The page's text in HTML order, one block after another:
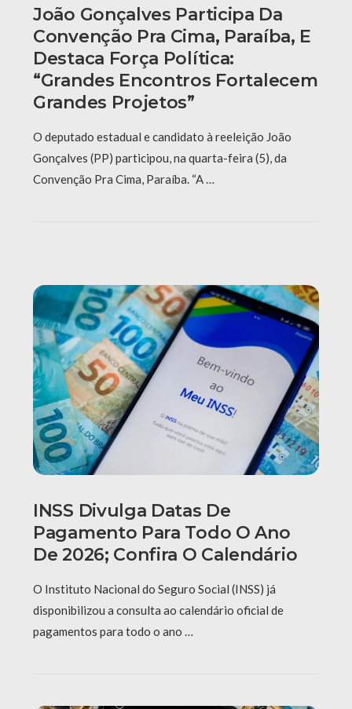
João Gonçalves Participa Da
Convenção Pra Cima, Paraíba, E
Destaca Força Política:
“grandes Encontros Fortalecem
Grandes Projetos”
O deputado estadual e candidato à reeleição João
Gonçalves (PP) participou, na quarta-feira (5), da
Convenção Pra Cima, Paraíba. “A …
INSS Divulga Datas De
Pagamento Para Todo O Ano
De 2026; Confira O Calendário
O Instituto Nacional do Seguro Social (INSS) já
disponibilizou a consulta ao calendário oficial de
pagamentos para todo o ano …